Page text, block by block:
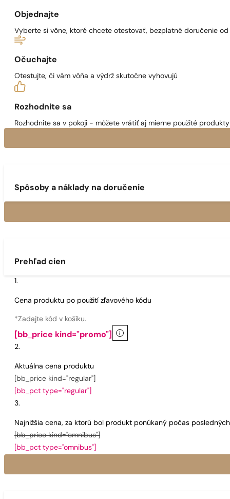
Objednajte
Vyberte si vône, ktoré chcete otestovať, bezplatné doručenie
Očuchajte
Otestujte, či vám vôňa a výdrž skutočne vyhovujú
Rozhodnite sa
Rozhodnite sa v pokoji - môžete vrátiť aj mierne použité
Spôsoby a náklady na doručenie
Prehľad cien
Cena produktu po použití zľavového kódu
*Zadajte kód v košíku.
[bb_price kind="promo"] i
Aktuálna cena produktu
[bb_price kind="regular"]
[bb_pct type="regular"]
Najnižšia cena, za ktorú bol produkt ponúkaný počas
[bb_price kind="omnibus"]
[bb_pct type="omnibus"]